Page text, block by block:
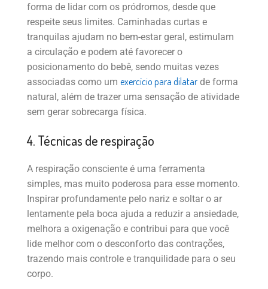
forma de lidar com os pródromos, desde que
respeite seus limites. Caminhadas curtas e
tranquilas ajudam no bem-estar geral, estimulam
a circulação e podem até favorecer o
posicionamento do bebê, sendo muitas vezes
associadas como um exercício para dilatar de forma
natural, além de trazer uma sensação de atividade
sem gerar sobrecarga física.
4. Técnicas de respiração
A respiração consciente é uma ferramenta
simples, mas muito poderosa para esse momento.
Inspirar profundamente pelo nariz e soltar o ar
lentamente pela boca ajuda a reduzir a ansiedade,
melhora a oxigenação e contribui para que você
lide melhor com o desconforto das contrações,
trazendo mais controle e tranquilidade para o seu
corpo.